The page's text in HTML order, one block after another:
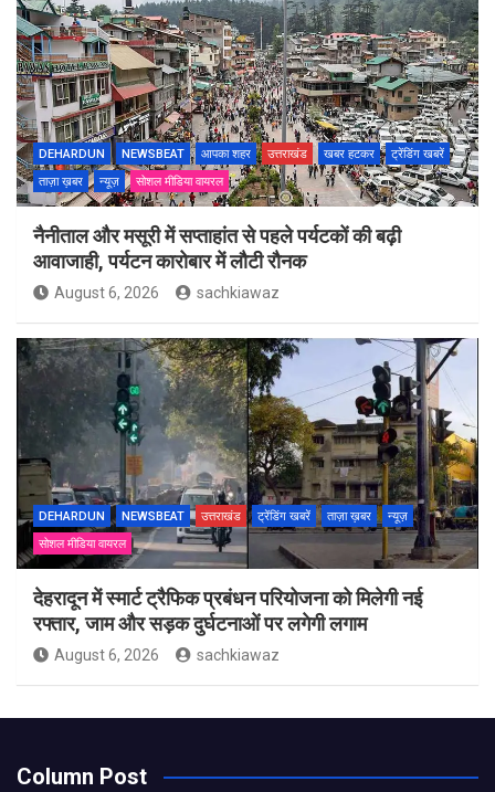
DEHARDUN NEWSBEAT आपका शहर उत्तराखंड खबर हटकर
ट्रेंडिंग खबरें
ताज़ा ख़बर
न्यूज़ सोशल मीडिया वायरल
नैनीताल और मसूरी में सप्ताहांत से पहले पर्यटकों की बढ़ी
आवाजाही, पर्यटन कारोबार में लौटी रौनक
August 6, 2026 sachkiawaz
DEHARDUN NEWSBEAT उत्तराखंड ट्रेंडिंग खबरें ताज़ा ख़बर
न्यूज़
सोशल मीडिया वायरल
देहरादून में स्मार्ट ट्रैफिक प्रबंधन परियोजना को मिलेगी नई
रफ्तार, जाम और सड़क दुर्घटनाओं पर लगेगी लगाम
August 6, 2026 sachkiawaz
Column Post